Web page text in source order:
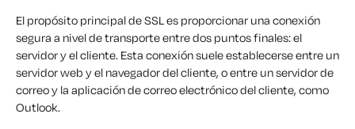
El propósito principal de SSL es proporcionar una conexión
segura a nivel de transporte entre dos puntos finales: el
servidor y el cliente. Esta conexión suele establecerse entre un
servidor web y el navegador del cliente, o entre un servidor de
correo y la aplicación de correo electrónico del cliente, como
Outlook.